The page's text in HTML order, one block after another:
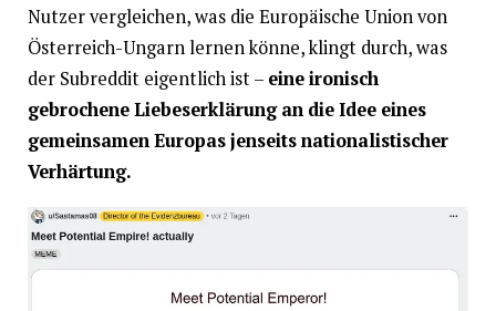
Nutzer vergleichen, was die Europäische Union von
Österreich-Ungarn lernen könne, klingt durch, was
der Subreddit eigentlich ist – eine ironisch
gebrochene Liebeserklärung an die Idee eines
gemeinsamen Europas jenseits nationalistischer
Verhärtung.